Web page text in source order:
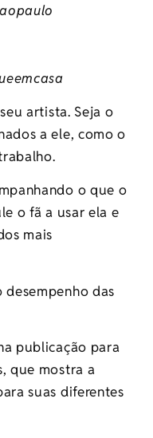
artista. Seja o
a ele, como o
o que o
o fã a usar ela e
mais
desempenho das
publicação para
que mostra a
suas diferentes